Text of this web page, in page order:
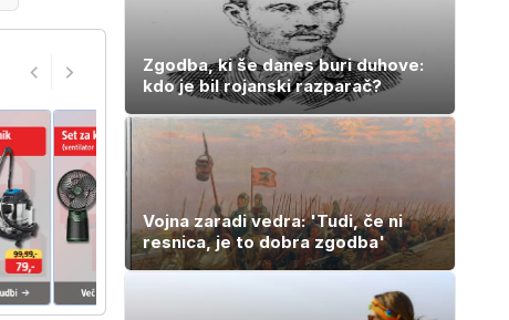
Zgodba, ki še danes buri duhove:
kdo je bil rojanski razparač?
Vojna zaradi vedra: 'Tudi, če ni
resnica, je to dobra zgodba'